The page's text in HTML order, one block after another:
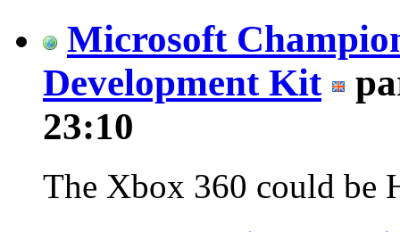
Microsoft
Development Kit
23:10
The Xbox 360 could be